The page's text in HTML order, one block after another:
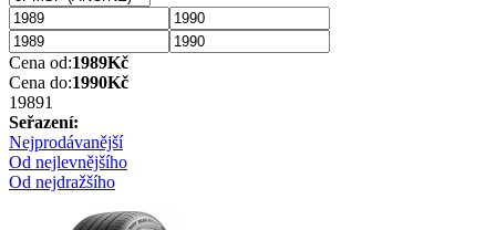
Cena od:1989Kč
Cena do:1990Kč
19891
Seřazení:
Nejprodávanější
Od nejlevnějšího
Od nejdražšího